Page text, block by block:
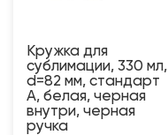
Кружка для
сублимации, 330 мл,
d=82 мм, стандарт
А, белая, черная
внутри, черная
ручка